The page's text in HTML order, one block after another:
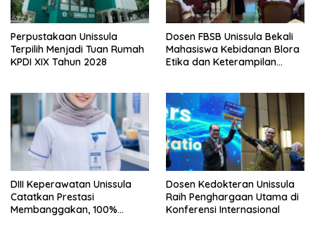
Perpustakaan Unissula
Terpilih Menjadi Tuan Rumah
KPDI XIX Tahun 2028
Dosen FBSB Unissula Bekali
Mahasiswa Kebidanan Blora
Etika dan Keterampilan
DIII Keperawatan Unissula
Catatkan Prestasi
Membanggakan, 100%
Dosen Kedokteran Unissula
Raih Penghargaan Utama di
Konferensi Internasional